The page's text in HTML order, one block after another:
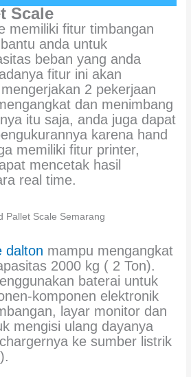
Scale
memiliki fitur timbangan
anda untuk
beban yang anda
fitur ini akan
2 pekerjaan
dan menimbang
itu saja, anda juga dapat
karena hand
memiliki fitur printer,
mencetak hasil
real time.
dalton mampu mengangkat
2000 kg ( 2 Ton).
baterai untuk
komponen elektronik
layar monitor dan
mengisi ulang dayanya
ke sumber listrik